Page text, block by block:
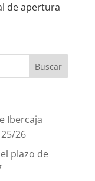
de apertura
Ibercaja
26
plazo de